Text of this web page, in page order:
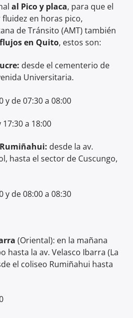
al Pico y placa, para que el
en horas pico,
de Tránsito (AMT) también
en Quito, estos son:
desde el cementerio de
Universitaria.
y de 07:30 a 08:00
a 18:00
desde la av.
hasta el sector de Cuscungo,
y de 08:00 a 08:30
(Oriental): en la mañana
hasta la av. Velasco Ibarra (La
el coliseo Rumiñahui hasta